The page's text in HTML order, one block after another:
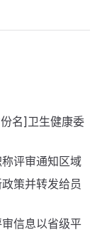
名]卫生健康委
称评审通知区域
策并转发给员
信息以省级平